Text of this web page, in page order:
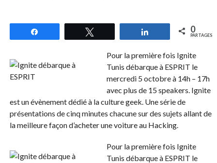
Partagez 0
PARTAGES
Pour la première fois Ignite
Tunis débarque à ESPRIT le
mercredi 5 octobre à 14h – 17h
avec plus de 15 speakers. Ignite
est un évènement dédié à la culture geek. Une série de
présentations de cinq minutes chacune sur des sujets allant de
la meilleure façon d’acheter une voiture au Hacking.
Pour la première fois Ignite
Tunis débarque à ESPRIT le